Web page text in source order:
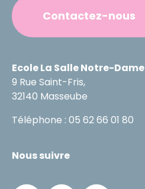
Contactez-nous
Ecole La Salle Notre-Dame
9 Rue Saint-Fris,
32140 Masseube
Téléphone : 05 62 66 01 80
Nous suivre